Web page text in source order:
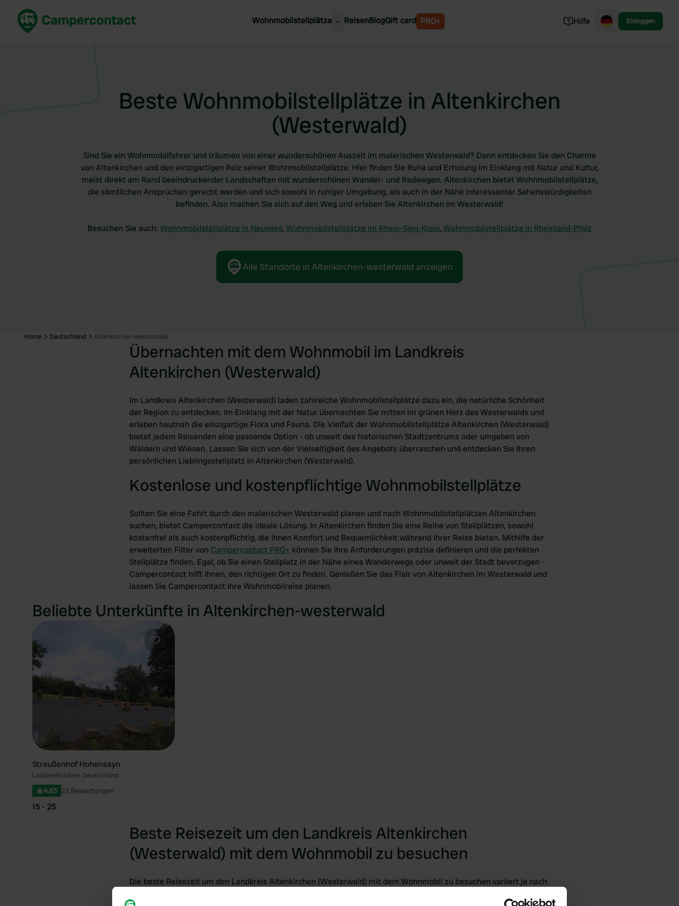
Wohnmobilstellplätze
Frankreich
Italien
Schweden
Schweiz
Slowenien
ReisenBlogGift card PRO+ Hilfe Einloggen
Beste Wohnmobilstellplätze in Altenkirchen
(Westerwald)
Sind Sie ein Wohnmobilfahrer und träumen von einer wunderschönen Auszeit im malerischen Westerwald? Dann entdecken Sie den Charme
von Altenkirchen und den einzigartigen Reiz seiner Wohnmobilstellplätze. Hier finden Sie Ruhe und Erholung im Einklang mit Natur und Kultur,
meist direkt am Rand beeindruckender Landschaften mit wunderschönen Wander- und Radwegen. Altenkirchen bietet Wohnmobilstellplätze,
die sämtlichen Ansprüchen gerecht werden und sich sowohl in ruhiger Umgebung, als auch in der Nähe interessanter Sehenswürdigkeiten
befinden. Also machen Sie sich auf den Weg und erleben Sie Altenkirchen im Westerwald!
Besuchen Sie auch: Wohnmobilstellplätze in Neuwied, Wohnmobilstellplätze im Rhein-Sieg-Kreis, Wohnmobilstellplätze in Rheinland-Pfalz
Alle Standorte in Altenkirchen-westerwald anzeigen
Home Deutschland Altenkirchen-westerwald
Übernachten mit dem Wohnmobil im Landkreis
Altenkirchen (Westerwald)
Im Landkreis Altenkirchen (Westerwald) laden zahlreiche Wohnmobilstellplätze dazu ein, die natürliche Schönheit
der Region zu entdecken. Im Einklang mit der Natur übernachten Sie mitten im grünen Herz des Westerwalds und
erleben hautnah die einzigartige Flora und Fauna. Die Vielfalt der Wohnmobilstellplätze Altenkirchen (Westerwald)
bietet jedem Reisenden eine passende Option - ob unweit des historischen Stadtzentrums oder umgeben von
Wäldern und Wiesen. Lassen Sie sich von der Vielseitigkeit des Angebots überraschen und entdecken Sie Ihren
persönlichen Lieblingsstellplatz in Altenkirchen (Westerwald).
Kostenlose und kostenpflichtige Wohnmobilstellplätze
Sollten Sie eine Fahrt durch den malerischen Westerwald planen und nach Wohnmobilstellplätzen Altenkirchen
suchen, bietet Campercontact die ideale Lösung. In Altenkirchen finden Sie eine Reihe von Stellplätzen, sowohl
kostenfrei als auch kostenpflichtig, die Ihnen Komfort und Bequemlichkeit während Ihrer Reise bieten. Mithilfe der
erweiterten Filter von Campercontact PRO+ können Sie Ihre Anforderungen präzise definieren und die perfekten
Stellplätze finden. Egal, ob Sie einen Stellplatz in der Nähe eines Wanderwegs oder unweit der Stadt bevorzugen -
Campercontact hilft Ihnen, den richtigen Ort zu finden. Genießen Sie das Flair von Altenkirchen im Westerwald und
lassen Sie Campercontact Ihre Wohnmobilreise planen.
Beliebte Unterkünfte in Altenkirchen-westerwald
Favorit
Straußenhof Hohensayn
Lautzenbrücken, Deutschland
4.83 23 Bewertungen
15 - 25
Beste Reisezeit um den Landkreis Altenkirchen
(Westerwald) mit dem Wohnmobil zu besuchen
Die beste Reisezeit um den Landkreis Altenkirchen (Westerwald) mit dem Wohnmobil zu besuchen variiert je nach